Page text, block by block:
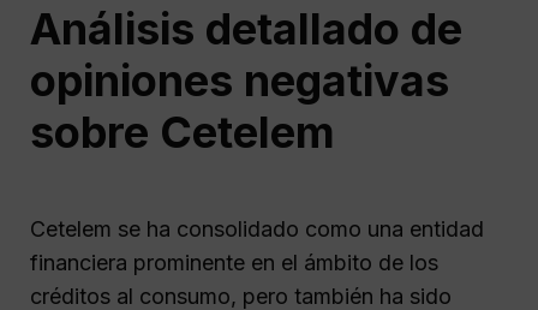
Análisis detallado de
opiniones negativas
sobre Cetelem
Cetelem se ha consolidado como una entidad
financiera prominente en el ámbito de los
créditos al consumo, pero también ha sido